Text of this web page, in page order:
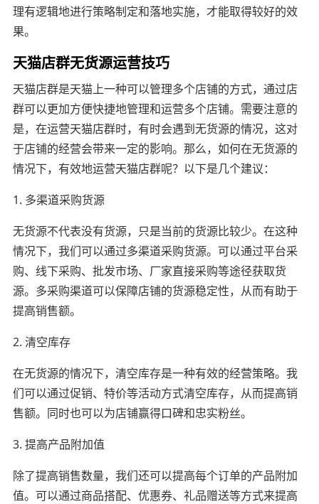
理有逻辑地进行策略制定和落地实施，才能取得较好的效
果。
天猫店群无货源运营技巧
天猫店群是天猫上一种可以管理多个店铺的方式，通过店
群可以更加方便快捷地管理和运营多个店铺。需要注意的
是，在运营天猫店群时，有时会遇到无货源的情况，这对
于店铺的经营会带来一定的影响。那么，如何在无货源的
情况下，有效地运营天猫店群呢？以下是几个建议：
1. 多渠道采购货源
无货源不代表没有货源，只是当前的货源比较少。在这种
情况下，我们可以通过多渠道采购货源。可以通过平台采
购、线下采购、批发市场、厂家直接采购等途径获取货
源。多采购渠道可以保障店铺的货源稳定性，从而有助于
提高销售额。
2. 清空库存
在无货源的情况下，清空库存是一种有效的经营策略。我
们可以通过促销、特价等活动方式清空库存，从而提高销
售额。同时也可以为店铺赢得口碑和忠实粉丝。
3. 提高产品附加值
除了提高销售数量，我们还可以提高每个订单的产品附加
值。可以通过商品搭配、优惠券、礼品赠送等方式来提高